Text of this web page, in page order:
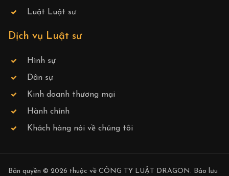
Luật Luật sư
Dịch vụ Luật sư
Hình sự
Dân sự
Kinh doanh thương mại
Hành chính
Khách hàng nói về chúng tôi
Bản quyền © 2026 thuộc về CÔNG TY LUẬT DRAGON . Bảo lưu